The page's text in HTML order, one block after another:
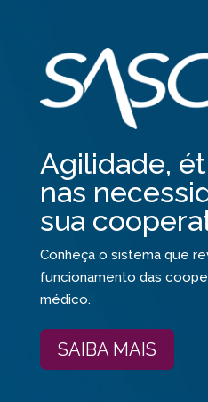
Agilidade,
nas
sua
Conheça o sistema que
funcionamento das
médico.
SAIBA MAIS